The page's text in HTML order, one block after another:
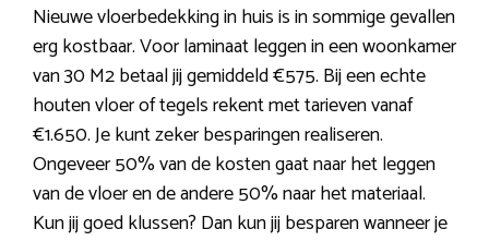
Nieuwe vloerbedekking in huis is in sommige gevallen
erg kostbaar. Voor laminaat leggen in een woonkamer
van 30 M2 betaal jij gemiddeld €575. Bij een echte
houten vloer of tegels rekent met tarieven vanaf
€1.650. Je kunt zeker besparingen realiseren.
Ongeveer 50% van de kosten gaat naar het leggen
van de vloer en de andere 50% naar het materiaal.
Kun jij goed klussen? Dan kun jij besparen wanneer je